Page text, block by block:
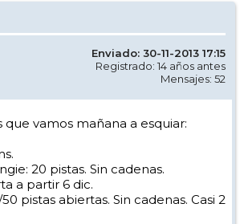
Enviado: 30-11-2013 17:15
Registrado: 14 años antes
Mensajes: 52
que vamos mañana a esquiar:
20 pistas. Sin cadenas.
a partir 6 dic.
pistas abiertas. Sin cadenas. Casi 2